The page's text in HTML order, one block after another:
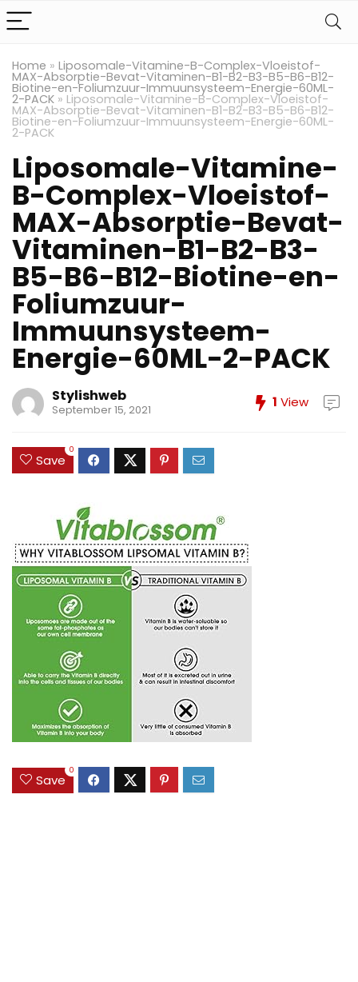
Home » Liposomale-Vitamine-B-Complex-Vloeistof-
MAX-Absorptie-Bevat-Vitaminen-B1-B2-B3-B5-B6-B12-
Biotine-en-Foliumzuur-Immuunsysteem-Energie-60ML-
2-PACK » Liposomale-Vitamine-B-Complex-Vloeistof-
MAX-Absorptie-Bevat-Vitaminen-B1-B2-B3-B5-B6-B12-
Biotine-en-Foliumzuur-Immuunsysteem-Energie-60ML-
2-PACK
Liposomale-Vitamine-
B-Complex-Vloeistof-
MAX-Absorptie-Bevat-
Vitaminen-B1-B2-B3-
B5-B6-B12-Biotine-en-
Foliumzuur-
Immuunsysteem-
Energie-60ML-2-PACK
Stylishweb
September 15, 2021 1 View
Save
0
Save
0